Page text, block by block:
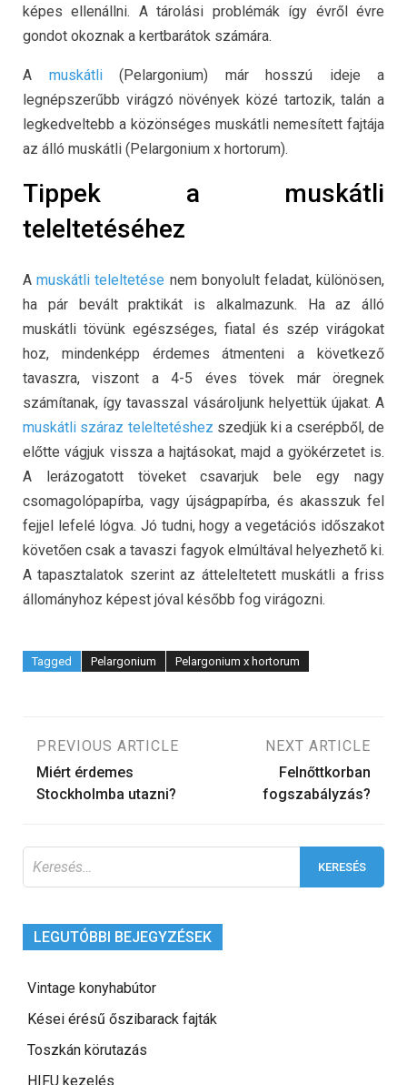
képes ellenállni. A tárolási problémák így évről évre
gondot okoznak a kertbarátok számára.
A muskátli(Pelargonium) már hosszú ideje a
legnépszerűbb virágzó növények közé tartozik, talán a
legkedveltebb a közönséges muskátli nemesített fajtája
az álló muskátli (Pelargonium x hortorum).
Tippek a muskátli
teleltetéséhez
Amuskátli teleltetése nem bonyolult feladat, különösen,
ha pár bevált praktikát is alkalmazunk. Ha az álló
muskátli tövünk egészséges, fiatal és szép virágokat
hoz, mindenképp érdemes átmenteni a következő
tavaszra, viszont a 4-5 éves tövek már öregnek
számítanak, így tavasszal vásároljunk helyettük újakat. A
muskátli száraz teleltetéshez szedjük ki a cserépből, de
előtte vágjuk vissza a hajtásokat, majd a gyökérzetet is.
A lerázogatott töveket csavarjuk bele egy nagy
csomagolópapírba, vagy újságpapírba, és akasszuk fel
fejjel lefelé lógva. Jó tudni, hogy a vegetációs időszakot
követően csak a tavaszi fagyok elmúltával helyezhető ki.
A tapasztalatok szerint az átteleltetett muskátli a friss
állományhoz képest jóval később fog virágozni.
Tagged Pelargonium Pelargonium x hortorum
Bejegyzés
navigáció
PREVIOUS ARTICLE
Miért érdemes
Stockholmba utazni?
NEXT ARTICLE
Felnőttkorban
fogszabályzás?
LEGUTÓBBI BEJEGYZÉSEK
Vintage konyhabútor
Kései érésű őszibarack fajták
Toszkán körutazás
HIFU kezelés